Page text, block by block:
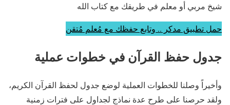
شيخ مربي أو معلم في طريقك مع كتاب الله
حمل تطبيق مدكر .. وتابع حفظك مع مُعلم مُتقن
جدول حفظ القرآن في خطوات عملية
وأخيراً وصلنا للخطوات العملية لوضع جدول لحفظ القرآن الكريم،
ولقد حرصنا على طرح عدة نماذج لجداول على فترات زمنية